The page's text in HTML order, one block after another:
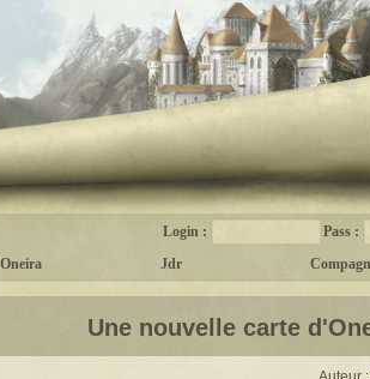
Login : Pass :
Jdr
Une nouvelle carte